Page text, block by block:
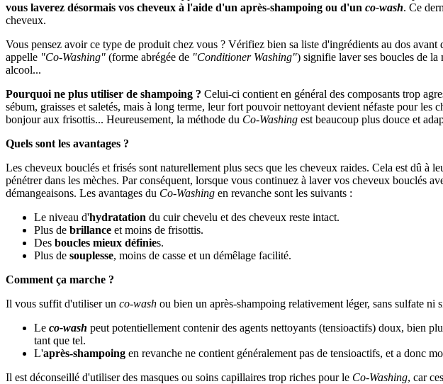
vous laverez désormais vos cheveux à l'aide d'un après-shampoing ou d'un co-wash. Ce
cheveux.
Vous pensez avoir ce type de produit chez vous ? Vérifiez bien sa liste d'ingrédients au dos
appelle "Co-Washing" (forme abrégée de "Conditioner Washing") signifie laver ses boucles de la
alcool...
Pourquoi ne plus utiliser de shampoing ? Celui-ci contient en général des composants trop
sébum, graisses et saletés, mais à long terme, leur fort pouvoir nettoyant devient néfaste pour
bonjour aux frisottis... Heureusement, la méthode du Co-Washing est beaucoup plus douce et
Quels sont les avantages ?
Les cheveux bouclés et frisés sont naturellement plus secs que les cheveux raides. Cela est dû à
pénétrer dans les mèches. Par conséquent, lorsque vous continuez à laver vos cheveux bouclés
démangeaisons. Les avantages du Co-Washing en revanche sont les suivants :
Le niveau d'hydratation du cuir chevelu et des cheveux reste intact.
Plus de brillance et moins de frisottis.
Des boucles mieux définies.
Plus de souplesse, moins de casse et un démêlage facilité.
Comment ça marche ?
Il vous suffit d'utiliser un co-wash ou bien un après-shampoing relativement léger, sans sulfate ni
Le co-wash peut potentiellement contenir des agents nettoyants (tensioactifs) doux, bien
tant que tel.
L'après-shampoing en revanche ne contient généralement pas de tensioactifs, et a donc
Il est déconseillé d'utiliser des masques ou soins capillaires trop riches pour le Co-Washing, car